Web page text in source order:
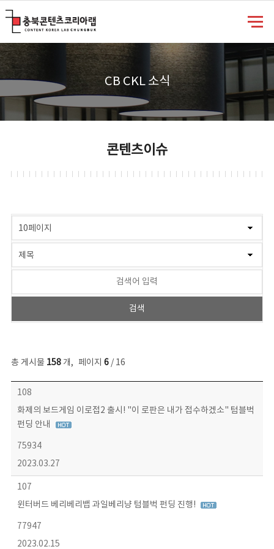
CB CKL 소식
콘텐츠이슈
총 게시물 158개, 페이지 6/ 16
콘텐츠이슈 목록 - 번호, 제목, 작성자, 파일, 조회수, 작성일 정보 제공
108
화제의 보드게임 이로접2 출시! "이 로판은 내가 접수하겠소" 텀블벅
펀딩 안내
75934
2023.03.27
107
윈터버드 베리베리뱁 과일베리냥 텀블벅 펀딩 진행!
77947
2023.02.15